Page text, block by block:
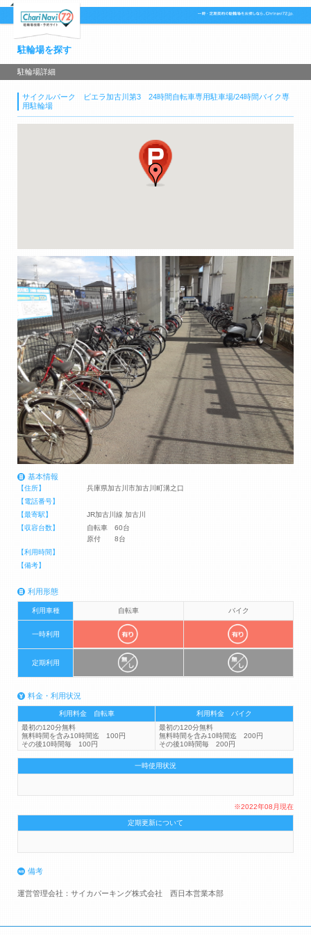
駐輪場を探す
駐輪場詳細
サイクルパーク ビエラ加古川第3 24時間自転車専用駐車場/24時間バイク専
用駐輪場
基本情報
【住所】
兵庫県加古川市加古川町溝之口
【電話番号】
【最寄駅】
JR加古川線 加古川
【収容台数】
自転車 60台
原付 8台
【利用時間】
【備考】
利用形態
利用車種 自転車 バイク
一時利用
定期利用
料金・利用状況
利用料金 自転車
利用料金 バイク
最初の120分無料
無料時間を含み10時間迄 100円
その後10時間毎 100円
最初の120分無料
無料時間を含み10時間迄 200円
その後10時間毎 200円
一時使用状況
※2022年08月現在
定期更新について
備考
運営管理会社：サイカパーキング株式会社 西日本営業本部